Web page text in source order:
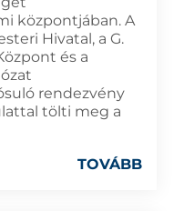
központjában. A
Hivatal, a G.
és a
rendezvény
tölti meg a
TOVÁBB